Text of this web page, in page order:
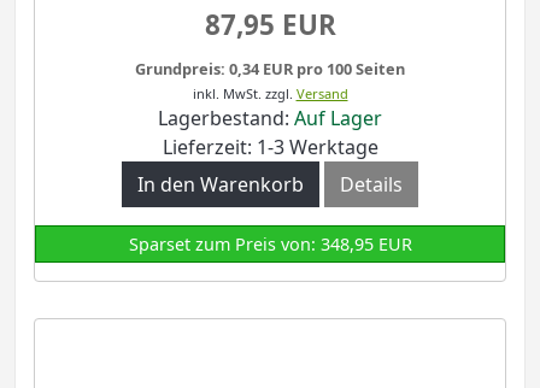
87,95 EUR
Grundpreis: 0,34 EUR pro 100 Seiten
inkl. MwSt. zzgl. Versand
Lagerbestand: Auf Lager
Lieferzeit: 1-3 Werktage
In den Warenkorb
Details
Sparset zum Preis von: 348,95 EUR